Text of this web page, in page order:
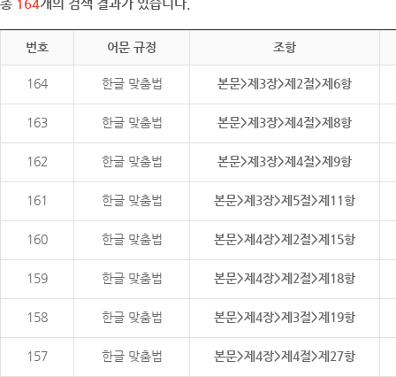
총 164개의 검색 결과가 있습니다.
번호 어문 규정 조항
164 한글 맞춤법 본문>제3장>제2절>제6항
163 한글 맞춤법 본문>제3장>제4절>제8항
162 한글 맞춤법 본문>제3장>제4절>제9항
161 한글 맞춤법 본문>제3장>제5절>제11항
160 한글 맞춤법 본문>제4장>제2절>제15항
159 한글 맞춤법 본문>제4장>제2절>제18항
158 한글 맞춤법 본문>제4장>제3절>제19항
157 한글 맞춤법 본문>제4장>제4절>제27항